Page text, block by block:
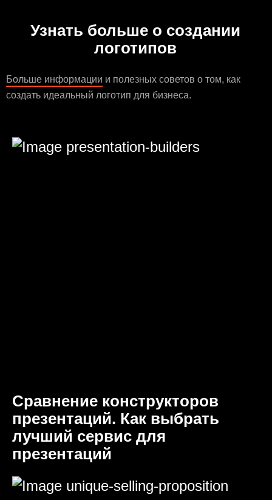
Узнать больше о создании
логотипов
Больше информации и полезных советов о том, как
создать идеальный логотип для бизнеса.
Сравнение конструкторов
презентаций. Как выбрать
лучший сервис для
презентаций